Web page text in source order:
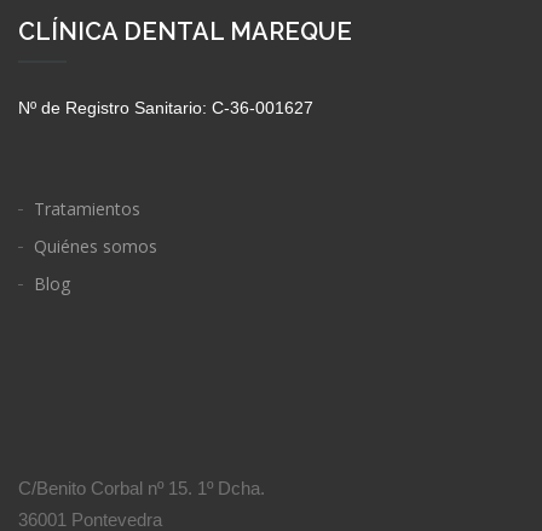
CLÍNICA DENTAL MAREQUE
Nº de Registro Sanitario: C-36-001627
Tratamientos
Quiénes somos
Blog
C/Benito Corbal nº 15. 1º Dcha.
36001 Pontevedra